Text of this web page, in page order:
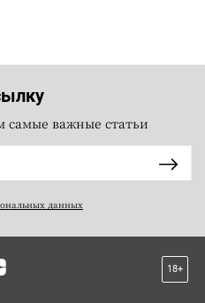
самые важные статьи
данных
18+